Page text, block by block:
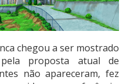
chegou a ser mostrado
proposta atual de
não apareceram, fez